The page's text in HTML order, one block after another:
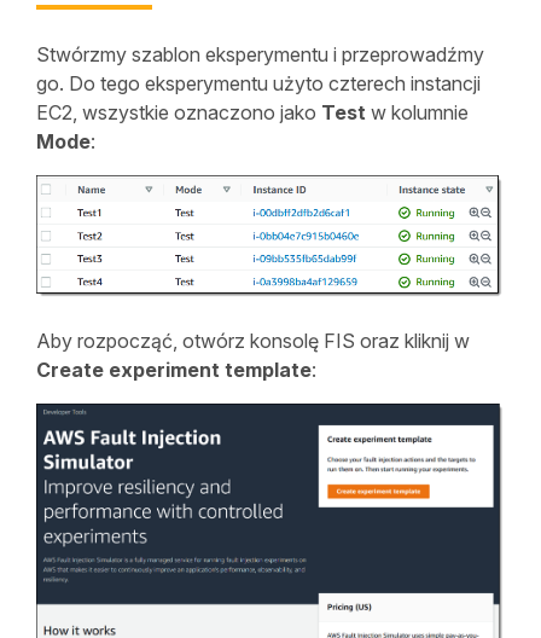
Stwórzmy szablon eksperymentu i przeprowadźmy
go. Do tego eksperymentu użyto czterech instancji
EC2, wszystkie oznaczono jako Test w kolumnie
Mode:
Aby rozpocząć, otwórz konsolę FIS oraz kliknij w
Create experiment template: